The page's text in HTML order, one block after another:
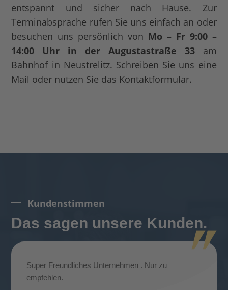
entspannt und sicher nach Hause. Zur
Terminabsprache rufen Sie uns einfach an oder
besuchen uns persönlich von Mo – Fr 9:00 –
14:00 Uhr in der Augustastraße 33am
Bahnhof in Neustrelitz. Schreiben Sie uns eine
Mail oder nutzen Sie das Kontaktformular.
Kundenstimmen
Das sagen unsere Kunden.
Super Freundliches Unternehmen . Nur zu
empfehlen.